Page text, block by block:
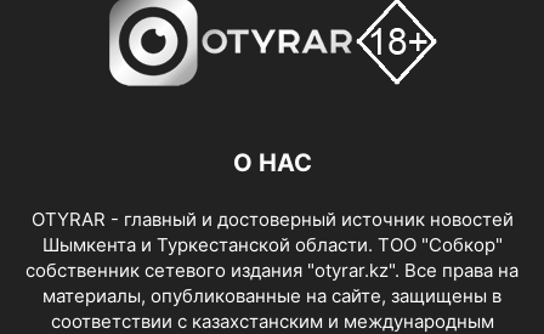
О НАС
OTYRAR - главный и достоверный источник новостей
Шымкента и Туркестанской области. ТОО "Собкор"
собственник сетевого издания "otyrar.kz". Все права на
материалы, опубликованные на сайте, защищены в
соответствии с казахстанским и международным